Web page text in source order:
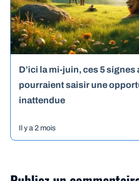
D’ici la mi-juin, ces 5
pourraient saisir une
inattendue
Il y a 2 mois